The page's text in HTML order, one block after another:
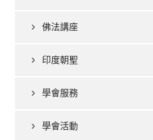
佛法講座
印度朝聖
學會服務
學會活動